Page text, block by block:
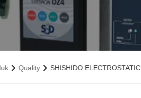
Quality SHISHIDO ELECTROSTATIC